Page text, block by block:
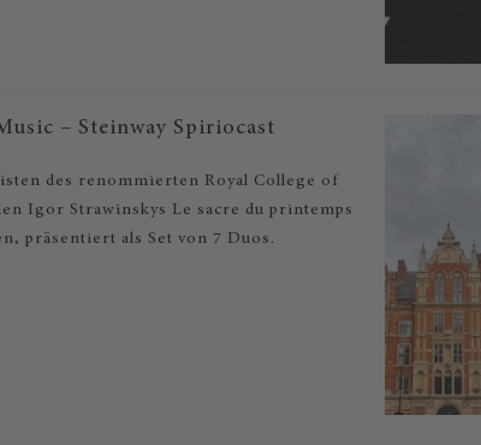
– Steinway Spiriocast
des renommierten Royal College of
Igor Strawinskys Le sacre du printemps
präsentiert als Set von 7 Duos.